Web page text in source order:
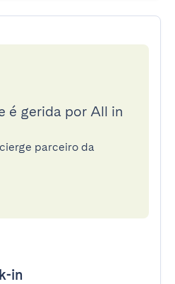
é gerida por All in
parceiro da
in